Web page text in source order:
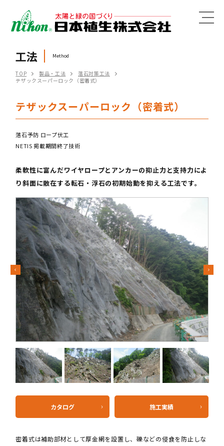
MENU
工法 Method
TOP 製品・工法
落石対策工法
テザックスーパーロック（密着式）
テザックスーパーロック（密着式）
落石予防 ロープ伏工
NETIS 掲載期間終了技術
柔軟性に富んだワイヤロープとアンカーの抑止力と支持力によ
り斜面に散在する転石・浮石の初期始動を抑える工法です。
Previous Next
カタログ 施工実績
密着式は補助部材として厚金網を設置し、礫などの侵食を防止しな